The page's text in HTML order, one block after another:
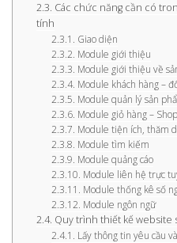
Các chức năng cần có
tính
Giao diện
Module giới thiệu
Module giới thiệu về
Module khách hàng –
Module quản lý sản
Module giỏ hàng –
Module tiện ích, thăm
Module tìm kiếm
Module quảng cáo
Module liên hệ trực
Module thống kê số
Module ngôn ngữ
Quy trình thiết kế website
Lấy thông tin yêu cầu